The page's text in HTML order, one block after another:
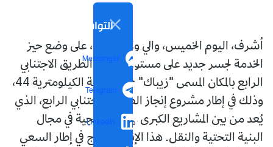
التواصل الاجتماعي
Messenger
Telegram
LinkedIn
أشرف، اليوم الخميس، والي ولاية المدية، على وضع حيز
الخدمة لجسر جديد على مستوى محول الطريق الاجتنابي
الرابع بالمكان المسمى "زيباك" عند النقطة الكيلومترية 44،
وذلك في إطار مشروع إنجاز الطريق الاجتنابي الرابع، الذي
يُعد من بين المشاريع الكبرى والاستراتيجية في مجال
البنية التحتية والنقل. هذا الإنجاز يندرج في إطار السعي